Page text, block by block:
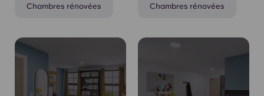
Chambres rénovées Chambres rénovées